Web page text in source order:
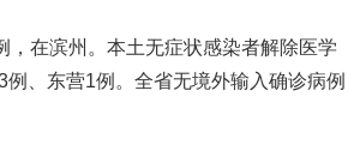
在滨州。本土无症状感染者解除医学
、东营1例。全省无境外输入确诊病例